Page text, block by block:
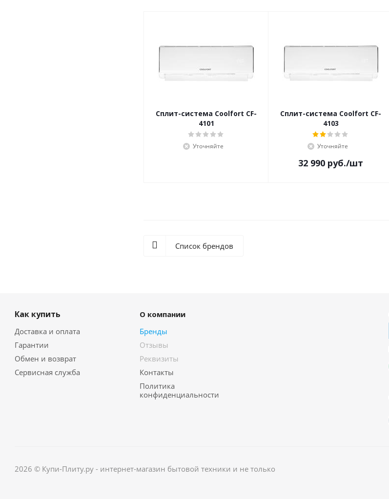
Сплит-система Coolfort CF-
4101
Уточняйте
Сплит-система Coolfort CF-
4103
Уточняйте
32 990 руб./шт
Список брендов
Как купить
Доставка и оплата
Гарантии
Обмен и возврат
Сервисная служба
О компании
Бренды
Отзывы
Реквизиты
Контакты
Политика
конфиденциальности
2026 © Купи-Плиту.ру - интернет-магазин бытовой техники и не только